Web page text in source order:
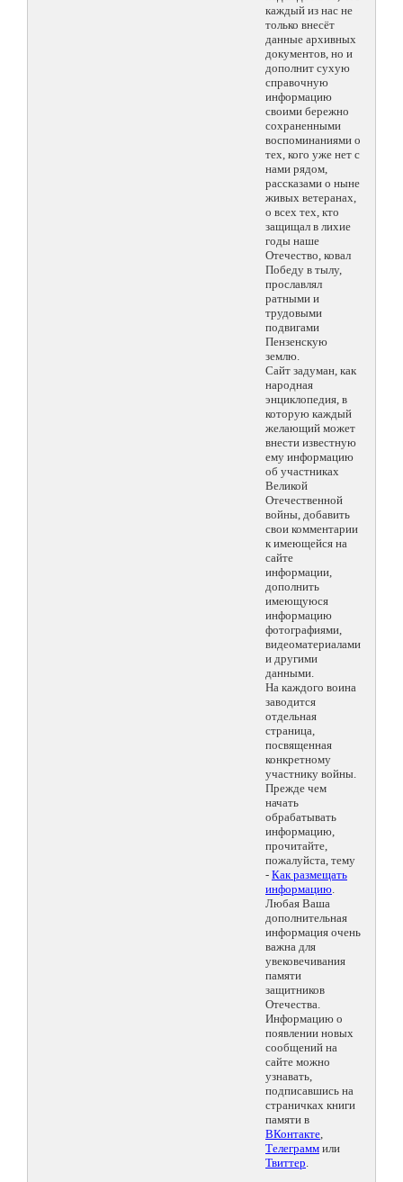
каждый из нас не
только внесёт
данные архивных
документов, но и
дополнит сухую
справочную
информацию
своими бережно
сохраненными
воспоминаниями о
тех, кого уже нет с
нами рядом,
рассказами о ныне
живых ветеранах,
о всех тех, кто
защищал в лихие
годы наше
Отечество, ковал
Победу в тылу,
прославлял
ратными и
трудовыми
подвигами
Пензенскую
землю.
Сайт задуман, как
народная
энциклопедия, в
которую каждый
желающий может
внести известную
ему информацию
об участниках
Великой
Отечественной
войны, добавить
свои комментарии
к имеющейся на
сайте
информации,
дополнить
имеющуюся
информацию
фотографиями,
видеоматериалами
и другими
данными.
На каждого воина
заводится
отдельная
страница,
посвященная
конкретному
участнику войны.
Прежде чем
начать
обрабатывать
информацию,
прочитайте,
пожалуйста, тему
- Как размещать
информацию.
Любая Ваша
дополнительная
информация очень
важна для
увековечивания
памяти
защитников
Отечества.
Информацию о
появлении новых
сообщений на
сайте можно
узнавать,
подписавшись на
страничках книги
памяти в
ВКонтакте,
Телеграмм или
Твиттер.